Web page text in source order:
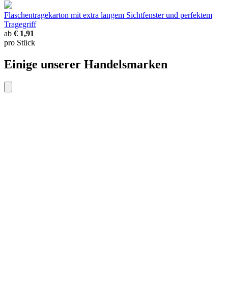
Flaschentragekarton mit extra langem Sichtfenster und perfektem
Tragegriff
ab € 1,91
pro Stück
Einige unserer Handelsmarken